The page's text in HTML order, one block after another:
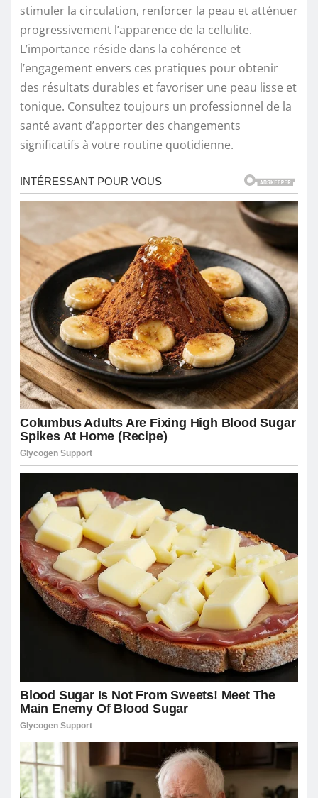
stimuler la circulation, renforcer la peau et atténuer
progressivement l’apparence de la cellulite.
L’importance réside dans la cohérence et
l’engagement envers ces pratiques pour obtenir
des résultats durables et favoriser une peau lisse et
tonique. Consultez toujours un professionnel de la
santé avant d’apporter des changements
significatifs à votre routine quotidienne.